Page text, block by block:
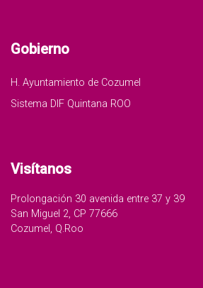
Gobierno
H. Ayuntamiento de Cozumel
Sistema DIF Quintana ROO
Visítanos
Prolongación 30 avenida entre 37 y 39
San Miguel 2, CP 77666
Cozumel, Q.Roo